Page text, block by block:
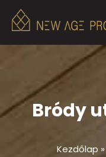
Bródy
Kezdőlap »